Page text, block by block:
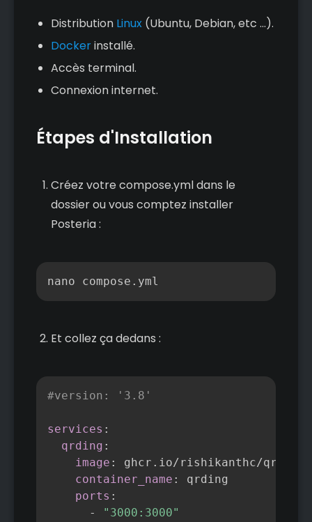
Distribution Linux(Ubuntu, Debian, etc ...).
Dockerinstallé.
Accès terminal.
Connexion internet.
Étapes d'Installation
Créez votre compose.yml dans le
dossier ou vous comptez installer
Posteria :
nano compose.yml
Et collez ça dedans :
#version: '3.8'
services :
qrding :
image : ghcr.io/rishikanthc/qrding
container_name :
qrding
ports :
-
"3000:3000"